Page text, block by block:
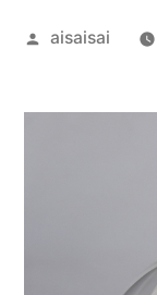
投
aisaisai